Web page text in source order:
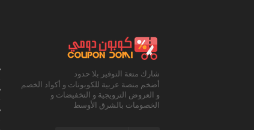
شارك متعة التوفير بلا حدود
أضخم منصة عربية للكوبونات و أكواد الخصم
و العروض الترويجية و التخفيضات و
الخصومات بالشرق الأوسط